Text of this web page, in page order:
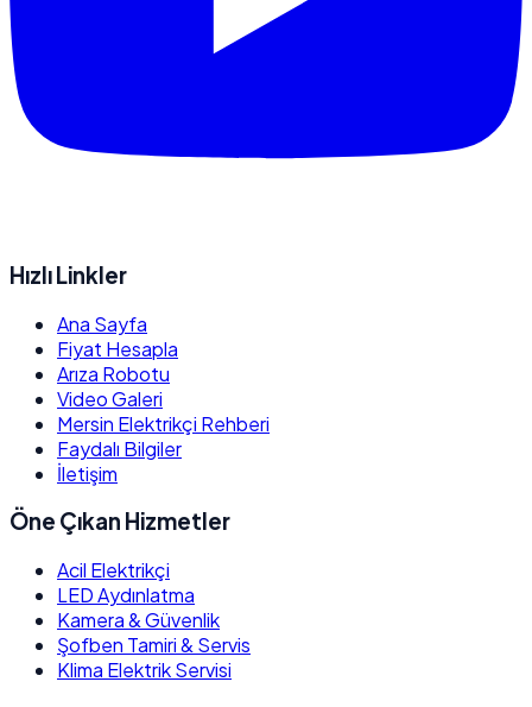
Hızlı Linkler
Ana Sayfa
Fiyat Hesapla
Arıza Robotu
Video Galeri
Mersin Elektrikçi Rehberi
Faydalı Bilgiler
İletişim
Öne Çıkan Hizmetler
Acil Elektrikçi
LED Aydınlatma
Kamera & Güvenlik
Şofben Tamiri & Servis
Klima Elektrik Servisi